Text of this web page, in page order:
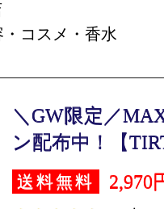
コスメ・香水
＼GW限定／
ン配布中！【
送料無料 2,970